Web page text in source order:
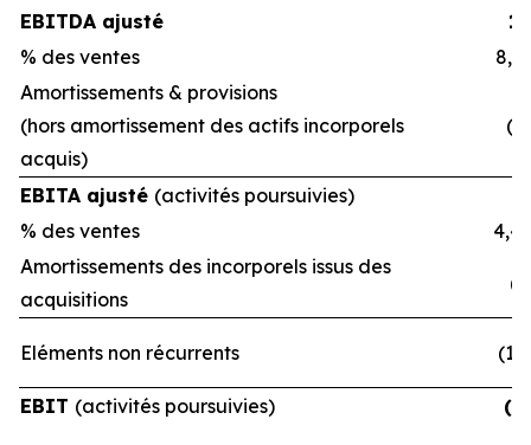
EBITDA ajusté
% des ventes
8,3
Amortissements & provisions
(hors amortissement des actifs incorporels
acquis)
EBITA ajusté (activités poursuivies)
% des ventes
4,4
Amortissements des incorporels issus des
acquisitions
Eléments non récurrents
EBIT (activités poursuivies)